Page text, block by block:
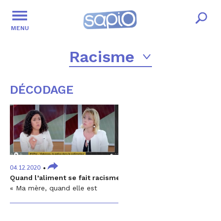
MENU
Racisme
DÉCODAGE
04.12.2020
Quand l’aliment se fait racisme
« Ma mère, quand elle est